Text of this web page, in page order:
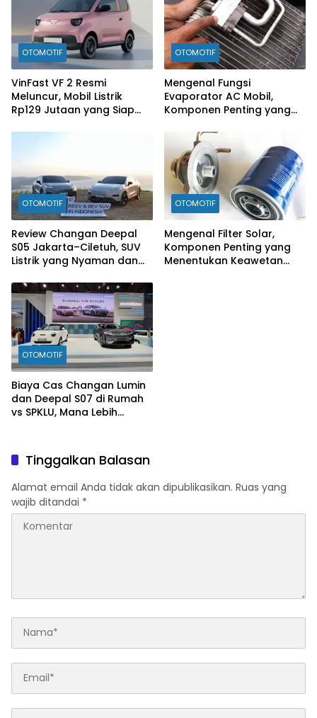
OTOMOTIF
VinFast VF 2 Resmi
Meluncur, Mobil Listrik
Rp129 Jutaan yang Siap
Motor
OTOMOTIF
Mengenal Fungsi
Evaporator AC Mobil,
Komponen Penting yang
OTOMOTIF
Review Changan Deepal
S05 Jakarta–Ciletuh, SUV
Listrik yang Nyaman dan
OTOMOTIF
Mengenal Filter Solar,
Komponen Penting yang
Menentukan Keawetan
OTOMOTIF
Biaya Cas Changan Lumin
dan Deepal S07 di Rumah
vs SPKLU, Mana Lebih
Tinggalkan Balasan
Alamat email Anda tidak akan dipublikasikan. Ruas yang
wajib ditandai *